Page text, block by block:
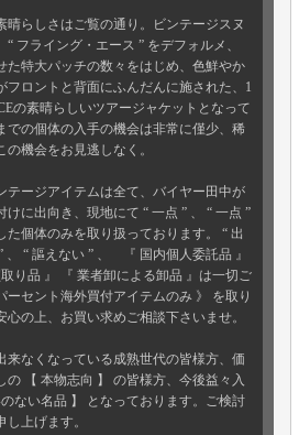
晴らしさはご覧の通り。ビンテージスヌ
フライング・エース ” をデフォルメ、
た特大パッチの数々をはじめ、色鮮やか
フロントと背面にふんだんに施された、1
の素晴らしいツアージャケットとなって
での個体の入手の機会は非常に僅少、稀
の機会をお見逃しなく。
テージアイテムは全て、バイヤー田中が
に出向き、現地にて “ 一点 ” 、 “ 一点 ”
た個体のみを取り扱っております。 “ 出
、 “ 謳えない ” 、 『 国内個人委託品 』
り品 』 『 業者卸による卸品 』は一切ご
ーセント海外買付アイテムのみ 》 を取り
の上、お買い求めご相談下さいませ。
来なくなっている成熟世代の皆様方、価
の 【 本物志向 】 の皆様方、今後益々入
ない名品 】 となっております。ご検討
上げます。